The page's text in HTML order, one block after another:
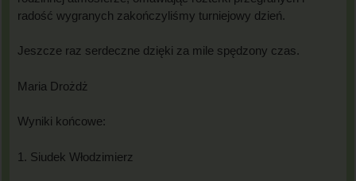
radość wygranych zakończyliśmy turniejowy dzień.
Jeszcze raz serdeczne dzięki za mile spędzony czas.
Maria Drożdż
Wyniki końcowe:
1. Siudek Włodzimierz